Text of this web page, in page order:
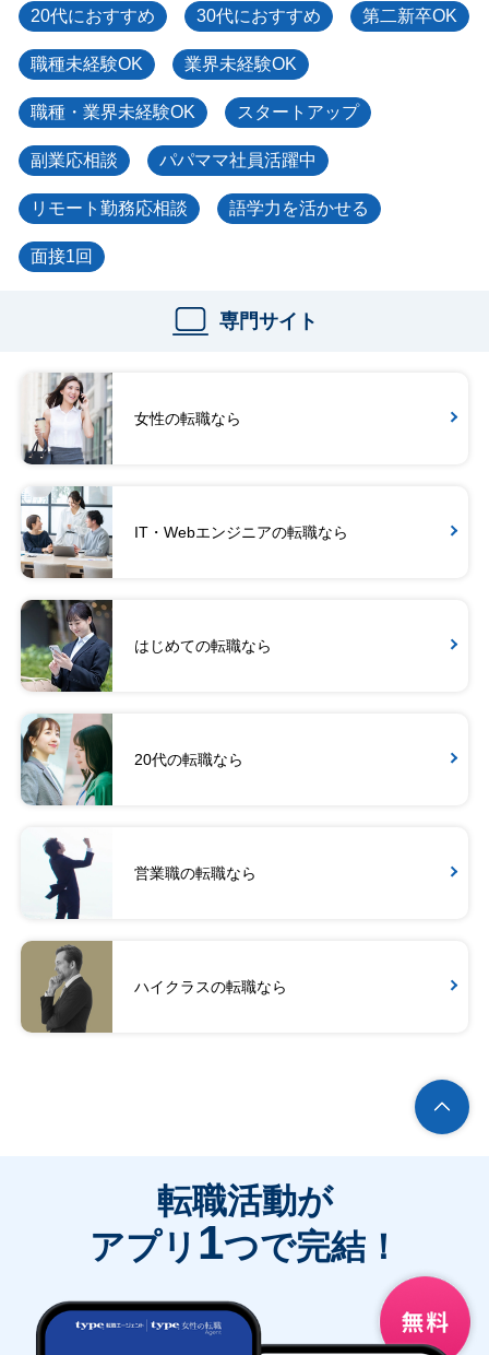
20代におすすめ 30代におすすめ 第二新卒OK
職種未経験OK 業界未経験OK
職種・業界未経験OK スタートアップ
副業応相談 パパママ社員活躍中
リモート勤務応相談 語学力を活かせる
面接1回
専門サイト
女性の転職なら
IT・Webエンジニアの転職なら
はじめての転職なら
20代の転職なら
営業職の転職なら
ハイクラスの転職なら
転職活動が
アプリ 1つで完結！